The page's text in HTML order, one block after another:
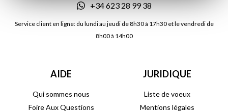
+34 623 28 99 38
Service client en ligne: du lundi au jeudi de 8h30 à 17h30 et le vendredi de
8h00 à 14h00
AIDE
Qui sommes nous
Foire Aux Questions
JURIDIQUE
Liste de voeux
Mentions légales